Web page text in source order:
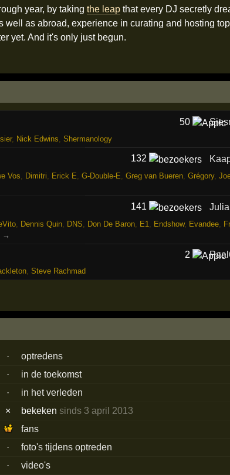
year, by taking the leapthat every DJ secretly
well as abroad, experience in curating and hosting
yet. And it's only just begun.
50
, Nick Edwins Shermanology
132
Vos Dimitri Erick E G-Double-E Greg van Bueren, Grégory,
141
, Dennis Quin, DNS Don De Baron, E1 Endshow, Evandee,
→
2
, Steve Rachmad
·
optredens
·
in de toekomst
·
in het verleden
× bekekensinds 3 april 2013
fans
·
foto's tijdens optreden
·
video's